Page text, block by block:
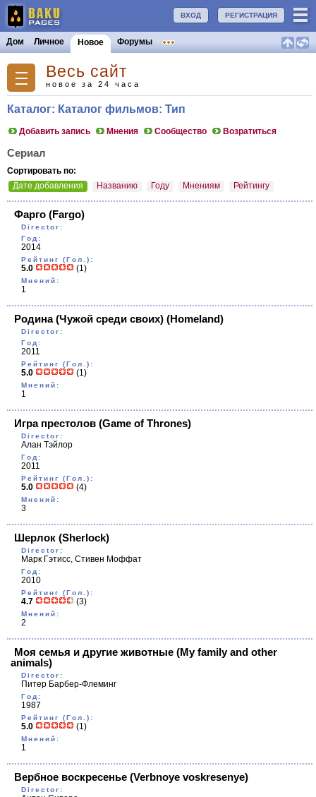
РЕГИСТРАЦИЯ
ВХОД
Дом Личное Новое Форумы
Весь сайт
новое за 24 часа
Каталог: Каталог фильмов: Тип
Добавить запись Мнения Сообщество Возратиться
Сериал
Сортировать по:
Дате добавления
Названию Году Мнениям Рейтингу
Фарго (Fargo)
Director:
Год:
2014
Рейтинг (Гол.):
5.0 (1)
Мнений:
1
Родина (Чужой среди своих) (Homeland)
Director:
Год:
2011
Рейтинг (Гол.):
5.0 (1)
Мнений:
1
Игра престолов (Game of Thrones)
Director:
Алан Тэйлор
Год:
2011
Рейтинг (Гол.):
5.0 (4)
Мнений:
3
Шерлок (Sherlock)
Director:
Марк Гэтисс, Стивен Моффат
Год:
2010
Рейтинг (Гол.):
4.7 (3)
Мнений:
2
Моя семья и другие животные (My family and other
animals)
Director:
Питер Барбер-Флеминг
Год:
1987
Рейтинг (Гол.):
5.0 (1)
Мнений:
1
Вербное воскресенье (Verbnoye voskresenye)
Director: